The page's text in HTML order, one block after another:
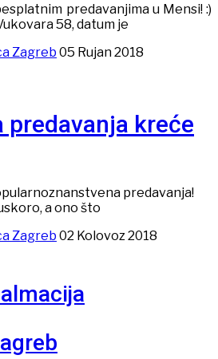
predavanjima u Mensi! :)
58, datum je
Zagreb 05 Rujan 2018
predavanja kreće
predavanja!
a ono što
Zagreb 02 Kolovoz 2018